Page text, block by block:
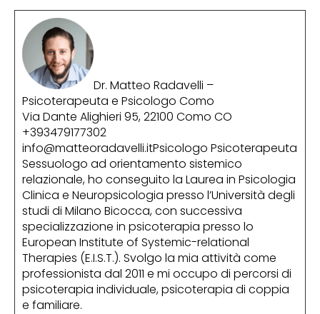
Dr. Matteo Radavelli –
Psicoterapeuta e Psicologo Como
Via Dante Alighieri 95, 22100 Como CO
+393479177302
info@matteoradavelli.itPsicologo Psicoterapeuta
Sessuologo ad orientamento sistemico
relazionale, ho conseguito la Laurea in Psicologia
Clinica e Neuropsicologia presso l’Università degli
studi di Milano Bicocca, con successiva
specializzazione in psicoterapia presso lo
European Institute of Systemic-relational
Therapies (E.I.S.T.). Svolgo la mia attività come
professionista dal 2011 e mi occupo di percorsi di
psicoterapia individuale, psicoterapia di coppia
e familiare.